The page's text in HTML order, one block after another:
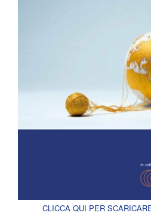
CLICCA QUI PER